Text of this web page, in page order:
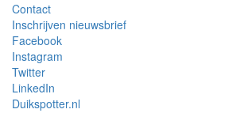
Contact
Inschrijven nieuwsbrief
Facebook
Instagram
Twitter
LinkedIn
Duikspotter.nl